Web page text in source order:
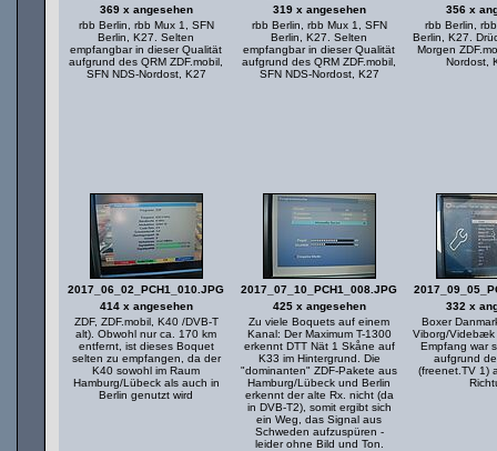
369 x angesehen
rbb Berlin, rbb Mux 1, SFN
Berlin, K27. Selten
empfangbar in dieser Qualität
aufgrund des QRM ZDF.mobil,
SFN NDS-Nordost, K27
319 x angesehen
rbb Berlin, rbb Mux 1, SFN
Berlin, K27. Selten
empfangbar in dieser Qualität
aufgrund des QRM ZDF.mobil,
SFN NDS-Nordost, K27
356 x
rbb Berlin,
Berlin, K27.
Morgen
Nordost,
2017_06_02_PCH1_010.JPG
414 x angesehen
ZDF, ZDF.mobil, K40 /DVB-T
alt). Obwohl nur ca. 170 km
entfernt, ist dieses Boquet
selten zu empfangen, da der
K40 sowohl im Raum
Hamburg/Lübeck als auch in
Berlin genutzt wird
2017_07_10_PCH1_008.JPG
425 x angesehen
Zu viele Boquets auf einem
Kanal: Der Maximum T-1300
erkennt DTT Nät 1 Skåne auf
K33 im Hintergrund. Die
"dominanten" ZDF-Pakete aus
Hamburg/Lübeck und Berlin
erkennt der alte Rx. nicht (da
in DVB-T2), somit ergibt sich
ein Weg, das Signal aus
Schweden aufzuspüren -
leider ohne Bild und Ton.
332 x
Boxer
Viborg/Videbæk
Empfang war
aufgrund
(freenet.TV 1)